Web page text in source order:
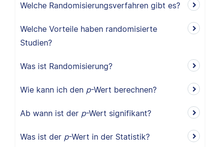
Welche Randomisierungsverfahren gibt es?
Welche Vorteile haben randomisierte
Studien?
Was ist Randomisierung?
Wie kann ich den p-Wert berechnen?
Ab wann ist der p-Wert signifikant?
Was ist der p-Wert in der Statistik?